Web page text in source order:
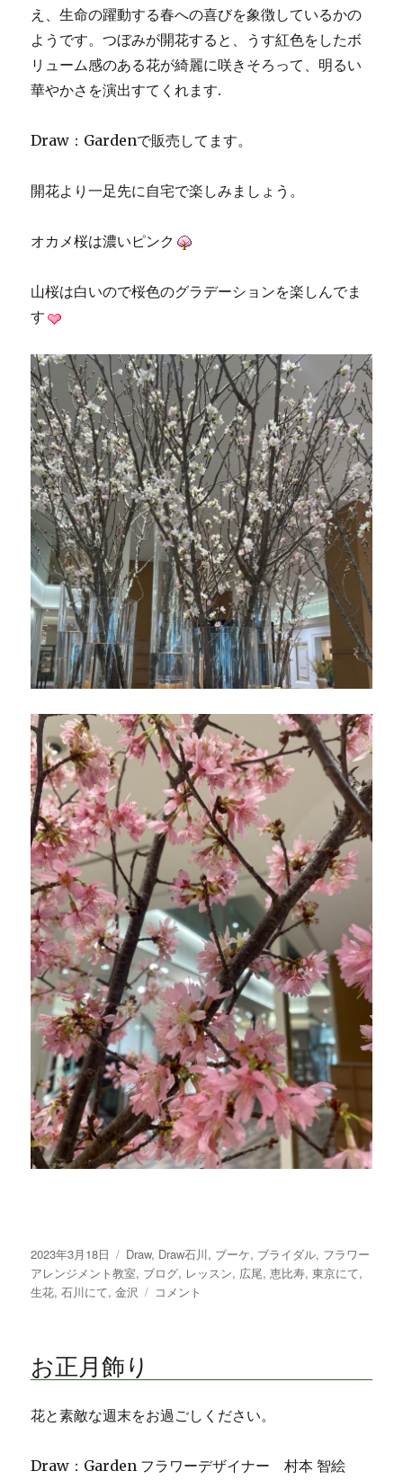
え、生命の躍動する春への喜びを象徴しているかの
ようです。つぼみが開花すると、うす紅色をしたボ
リューム感のある花が綺麗に咲きそろって、明るい
華やかさを演出すてくれます.
Draw：Gardenで販売してます。
開花より一足先に自宅で楽しみましょう。
オカメ桜は濃いピンク
山桜は白いので桜色のグラデーションを楽しんでま
す
投
稿
日:
2023年3月18日
カ
テ
ゴ
Draw, Draw石川, ブーケ, ブライダル, フラワー
アレンジメント教室, ブログ, レッスン, 広尾,恵比寿,東京にて,
生花,石川にて,金沢
桜
く
に
コメント
お正月飾り
花と素敵な週末をお過ごしください。
Draw：Garden フラワーデザイナー 村本 智絵